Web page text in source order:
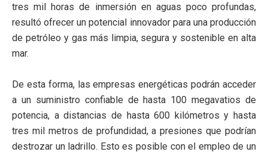
tres mil horas de inmersión en aguas poco profundas,
resultó ofrecer un potencial innovador para una producción
de petróleo y gas más limpia, segura y sostenible en alta
mar.
De esta forma, las empresas energéticas podrán acceder
a un suministro confiable de hasta 100 megavatios de
potencia, a distancias de hasta 600 kilómetros y hasta
tres mil metros de profundidad, a presiones que podrían
destrozar un ladrillo. Esto es posible con el empleo de un